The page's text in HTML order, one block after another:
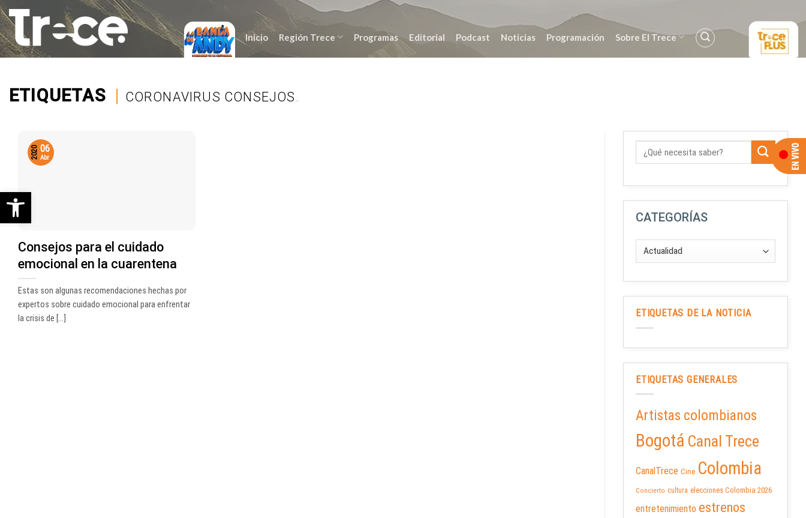
Saltar
al
contenido
Inicio Región Trece Programas Editorial Podcast Noticias Programación Sobre El Trece
ETIQUETAS | CORONAVIRUS CONSEJOS.
Consejos para el cuidado
emocional en la cuarentena
Estas son algunas recomendaciones hechas por
expertos sobre cuidado emocional para enfrentar
la crisis de [...]
06
Abr
2020
CATEGORÍAS
ETIQUETAS DE LA NOTICIA
ETIQUETAS GENERALES
Artistas colombianos
Bogotá Canal Trece
CanalTrece Cine Colombia
Concierto cultura elecciones Colombia 2026
entretenimiento estrenos
Abrir barra de herramientas